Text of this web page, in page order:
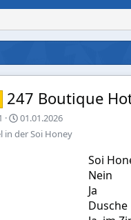
247 Boutique
A
u
01.01.2026
in der Soi Honey
Soi
Nein
Ja
Dusche